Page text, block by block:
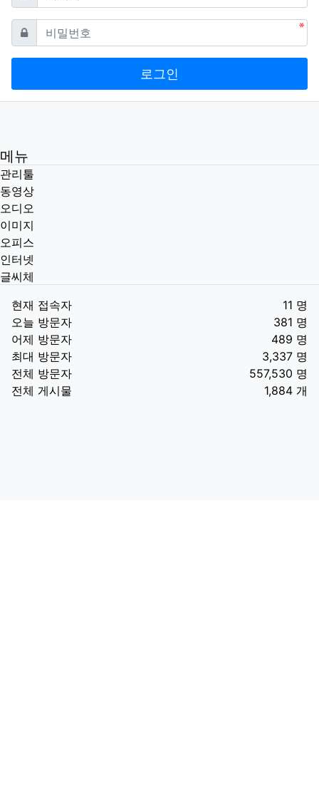
비밀번호필수
로그인
메뉴
관리툴
동영상
오디오
이미지
오피스
인터넷
글씨체
현재 접속자
11 명
오늘 방문자
381 명
어제 방문자
489 명
최대 방문자
3,337 명
전체 방문자
557,530 명
전체 게시물
1,884 개